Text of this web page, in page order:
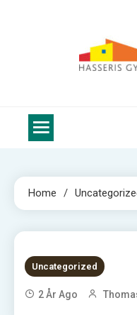
Home
1 MIN READ
Uncategorized
2 År Ago